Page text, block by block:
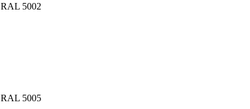
RAL 5002
RAL 5005